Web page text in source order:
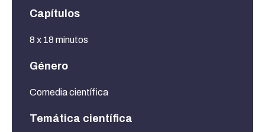
Capítulos
8 x 18 minutos
Género
Comedia científica
Temática científica